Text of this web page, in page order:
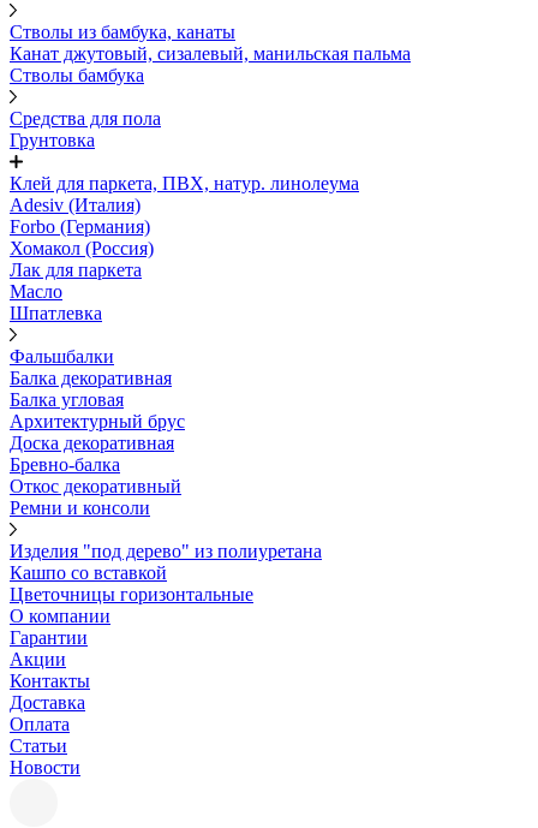
Стволы из бамбука, канаты
Канат джутовый, сизалевый, манильская пальма
Стволы бамбука
Средства для пола
Грунтовка
Клей для паркета, ПВХ, натур. линолеума
Adesiv (Италия)
Forbo (Германия)
Хомакол (Россия)
Лак для паркета
Масло
Шпатлевка
Фальшбалки
Балка декоративная
Балка угловая
Архитектурный брус
Доска декоративная
Бревно-балка
Откос декоративный
Ремни и консоли
Изделия "под дерево" из полиуретана
Кашпо со вставкой
Цветочницы горизонтальные
О компании
Гарантии
Акции
Контакты
Доставка
Оплата
Статьи
Новости